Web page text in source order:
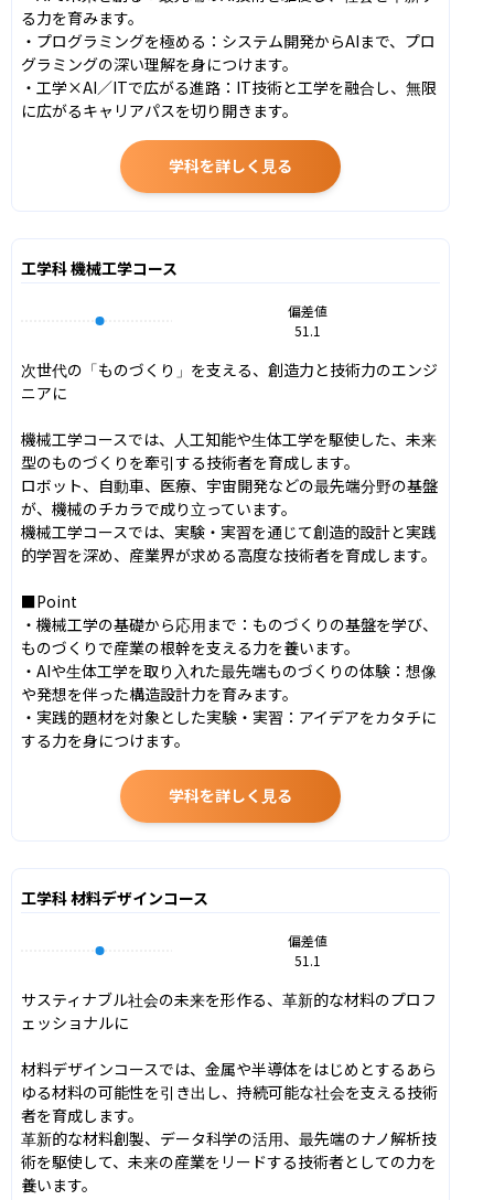
る力を育みます。
・プログラミングを極める：システム開発からAIまで、プロ
グラミングの深い理解を身につけます。
・工学×AI／ITで広がる進路：IT技術と工学を融合し、無限
に広がるキャリアパスを切り開きます。
学科を詳しく見る
工学科 機械工学コース
偏差値
51.1
次世代の「ものづくり」を支える、創造力と技術力のエンジ
ニアに
機械工学コースでは、人工知能や生体工学を駆使した、未来
型のものづくりを牽引する技術者を育成します。
ロボット、自動車、医療、宇宙開発などの最先端分野の基盤
が、機械のチカラで成り立っています。
機械工学コースでは、実験・実習を通じて創造的設計と実践
的学習を深め、産業界が求める高度な技術者を育成します。
■Point
・機械工学の基礎から応用まで：ものづくりの基盤を学び、
ものづくりで産業の根幹を支える力を養います。
・AIや生体工学を取り入れた最先端ものづくりの体験：想像
や発想を伴った構造設計力を育みます。
・実践的題材を対象とした実験・実習：アイデアをカタチに
する力を身につけます。
学科を詳しく見る
工学科 材料デザインコース
偏差値
51.1
サスティナブル社会の未来を形作る、革新的な材料のプロフ
ェッショナルに
材料デザインコースでは、金属や半導体をはじめとするあら
ゆる材料の可能性を引き出し、持続可能な社会を支える技術
者を育成します。
革新的な材料創製、データ科学の活用、最先端のナノ解析技
術を駆使して、未来の産業をリードする技術者としての力を
養います。